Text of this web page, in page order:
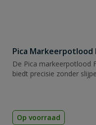
Pica Markeerpotlood
De Pica markeerpotlood
biedt precisie zonder
Op voorraad